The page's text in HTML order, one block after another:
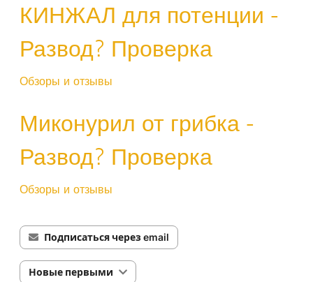
КИНЖАЛ для потенции -
Развод? Проверка
Обзоры и отзывы
Миконурил от грибка -
Развод? Проверка
Обзоры и отзывы
Подписаться через email
Новые первыми